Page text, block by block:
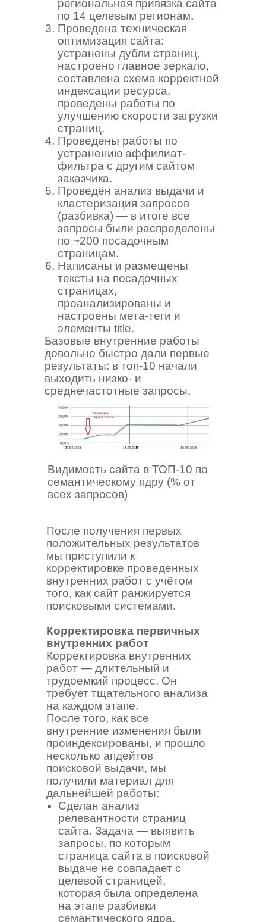
региональная привязка сайта
по 14 целевым регионам.
Проведена техническая
оптимизация сайта:
устранены дубли страниц,
настроено главное зеркало,
составлена схема корректной
индексации ресурса,
проведены работы по
улучшению скорости загрузки
страниц.
Проведены работы по
устранению аффилиат-
фильтра с другим сайтом
заказчика.
Проведён анализ выдачи и
кластеризация запросов
(разбивка) — в итоге все
запросы были распределены
по ~200 посадочным
страницам.
Написаны и размещены
тексты на посадочных
страницах,
проанализированы и
настроены мета-теги и
элементы title.
Базовые внутренние работы
довольно быстро дали первые
результаты: в топ-10 начали
выходить низко- и
среднечастотные запросы.
После получения первых
положительных результатов
мы приступили к
корректировке проведенных
внутренних работ с учётом
того, как сайт ранжируется
поисковыми системами.
Корректировка первичных
внутренних работ
Корректировка внутренних
работ — длительный и
трудоемкий процесс. Он
требует тщательного анализа
на каждом этапе.
После того, как все
внутренние изменения были
проиндексированы, и прошло
несколько апдейтов
поисковой выдачи, мы
получили материал для
дальнейшей работы:
Сделан анализ
релевантности страниц
сайта. Задача — выявить
запросы, по которым
страница сайта в поисковой
выдаче не совпадает с
целевой страницей,
которая была определена
на этапе разбивки
семантического ядра.
Видимость сайта в ТОП-10 по
семантическому ядру (% от
всех запросов)